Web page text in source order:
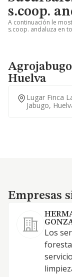
s.coop.
A continuación le
s.coop. andaluza en
Huelva
Lugar Finca
Jabugo,
Empresas
Empresas
Los